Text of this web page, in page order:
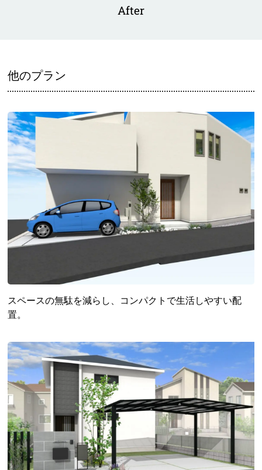
After
他のプラン
スペースの無駄を減らし、コンパクトで生活しやすい配
置。